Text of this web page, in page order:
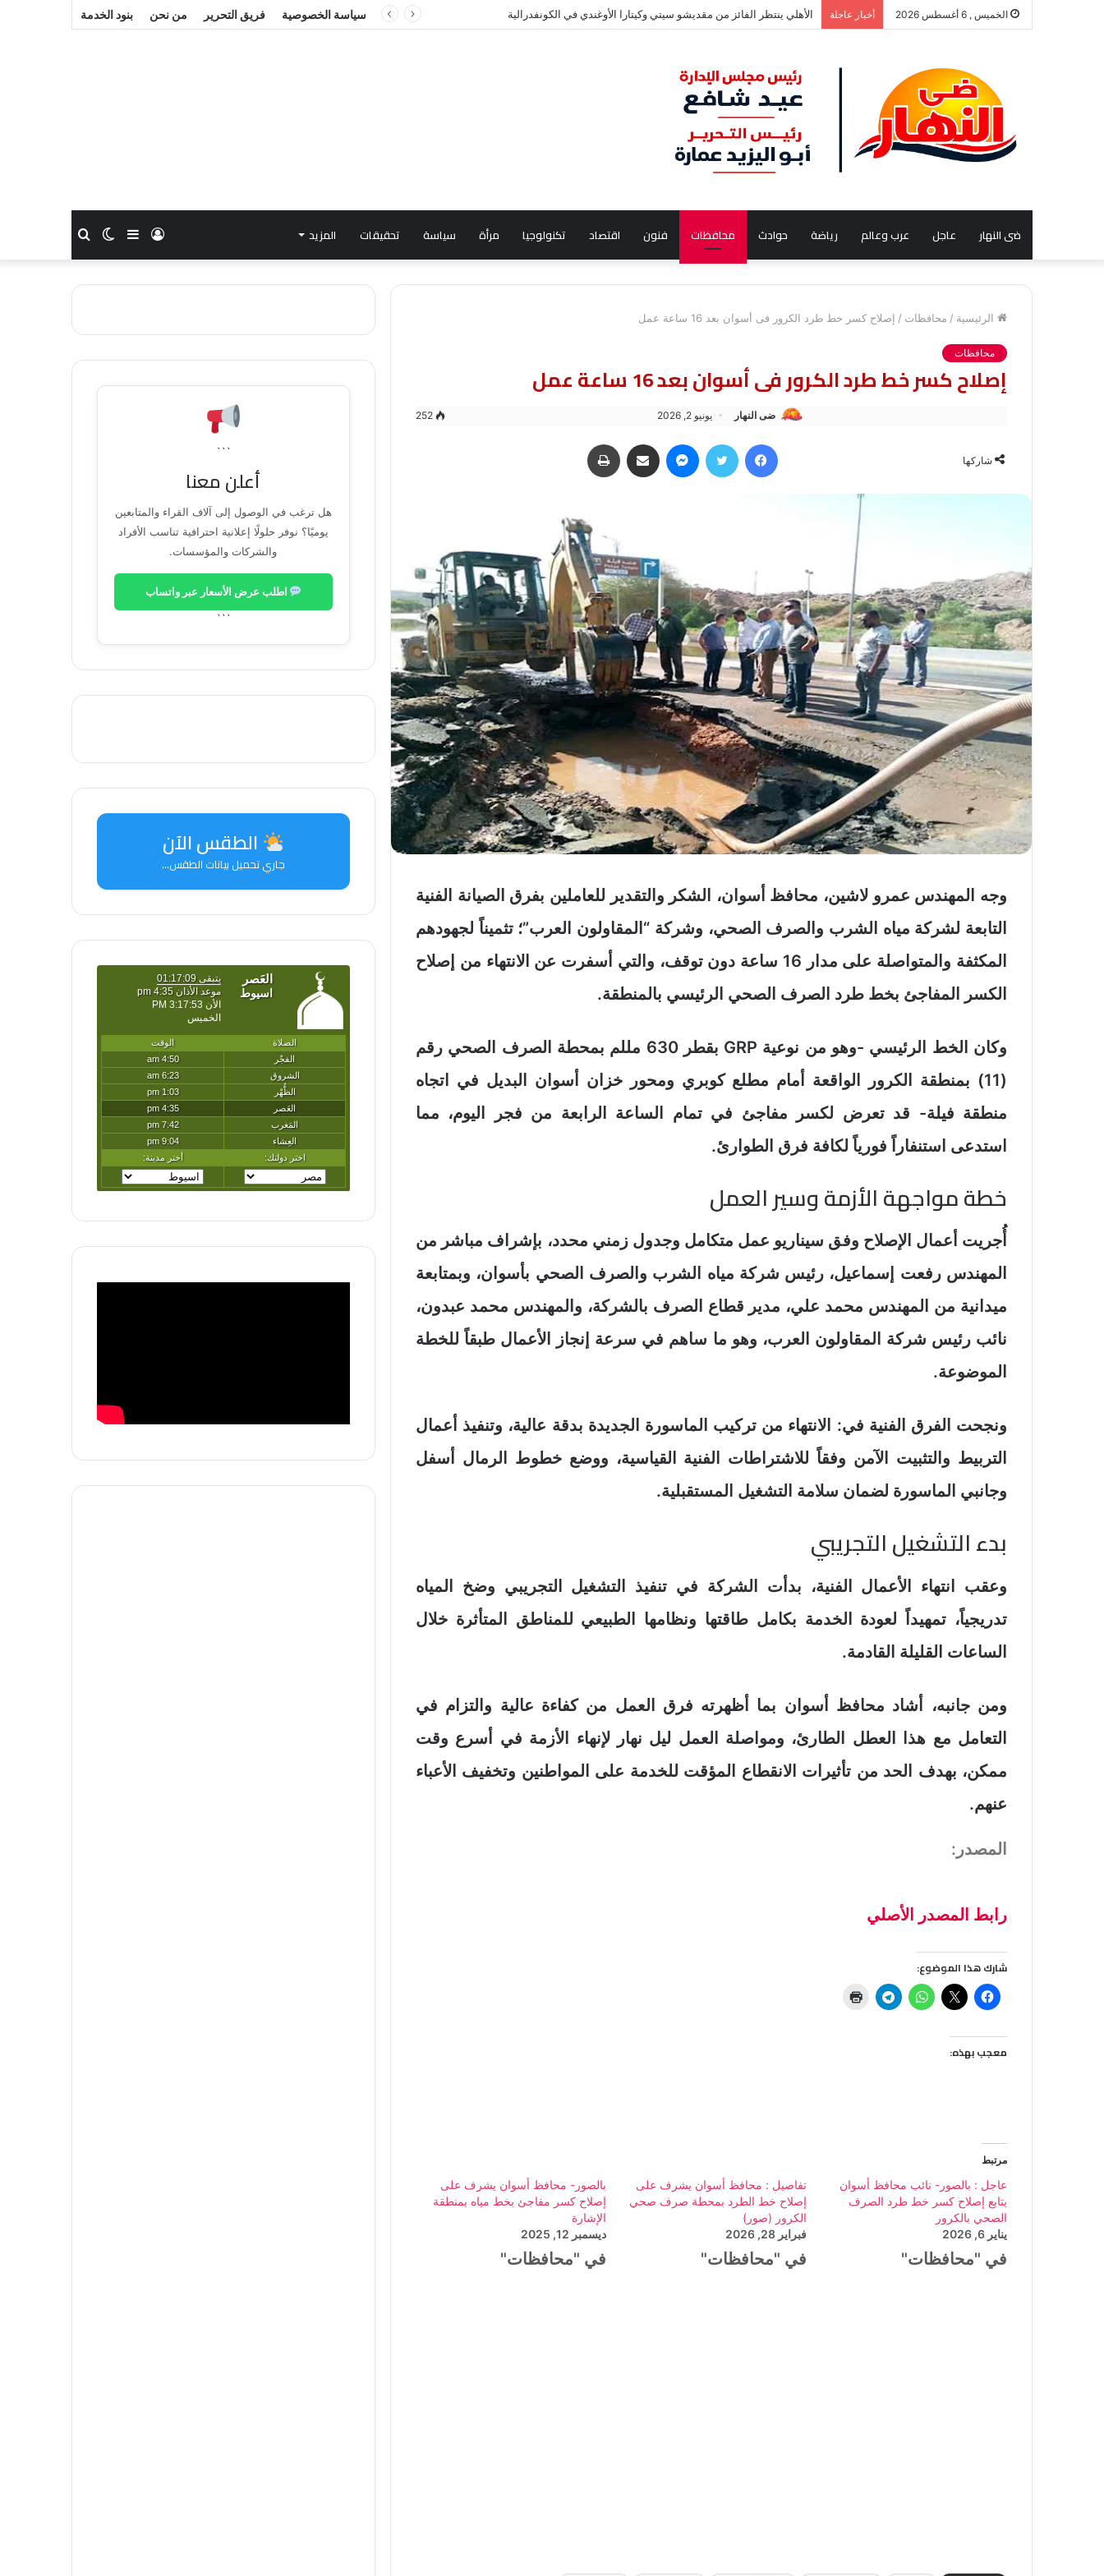
الخميس , 6 أغسطس 2026 أخبار عاجلة القبض على بطل فيديو التلويح بـ”سنجة” في المنوفية سياسة الخصوصية فريق التحرير من نحن بنود الخدمة
ضى النهار عاجل عرب وعالم رياضة حوادث محافظات فنون اقتصاد تكنولوجيا مرأة سياسة تحقيقات المزيد بحثالوضع
المظلم
إضافة
عمود
جانبي
تسجيل
الدخول
الرئيسية / محافظات / إصلاح كسر خط طرد الكرور فى أسوان بعد 16 ساعة عمل
محافظات
إصلاح كسر خط طرد الكرور فى أسوان بعد 16 ساعة عمل
ضى النهار يونيو 2, 2026 252
شاركها
فيسبوك تويتر ماسنجر مشاركة عبر البريد
وجه المهندس عمرو لاشين، محافظ أسوان، الشكر والتقدير للعاملين بفرق الصيانة الفنية
التابعة لشركة مياه الشرب والصرف الصحي، وشركة “المقاولون العرب”؛ تثميناً لجهودهم
المكثفة والمتواصلة على مدار 16 ساعة دون توقف، والتي أسفرت عن الانتهاء من إصلاح
الكسر المفاجئ بخط طرد الصرف الصحي الرئيسي بالمنطقة.
وكان الخط الرئيسي -وهو من نوعية GRP بقطر 630 مللم بمحطة الصرف الصحي رقم
(11) بمنطقة الكرور الواقعة أمام مطلع كوبري ومحور خزان أسوان البديل في اتجاه
منطقة فيلة- قد تعرض لكسر مفاجئ في تمام الساعة الرابعة من فجر اليوم، مما
استدعى استنفاراً فورياً لكافة فرق الطوارئ.
خطة مواجهة الأزمة وسير العمل
أُجريت أعمال الإصلاح وفق سيناريو عمل متكامل وجدول زمني محدد، بإشراف مباشر من
المهندس رفعت إسماعيل، رئيس شركة مياه الشرب والصرف الصحي بأسوان، وبمتابعة
ميدانية من المهندس محمد علي، مدير قطاع الصرف بالشركة، والمهندس محمد عبدون،
نائب رئيس شركة المقاولون العرب، وهو ما ساهم في سرعة إنجاز الأعمال طبقاً للخطة
الموضوعة.
ونجحت الفرق الفنية في: الانتهاء من تركيب الماسورة الجديدة بدقة عالية، وتنفيذ أعمال
التربيط والتثبيت الآمن وفقاً للاشتراطات الفنية القياسية، ووضع خطوط الرمال أسفل
وجانبي الماسورة لضمان سلامة التشغيل المستقبلية.
بدء التشغيل التجريبي
وعقب انتهاء الأعمال الفنية، بدأت الشركة في تنفيذ التشغيل التجريبي وضخ المياه
تدريجياً، تمهيداً لعودة الخدمة بكامل طاقتها ونظامها الطبيعي للمناطق المتأثرة خلال
الساعات القليلة القادمة.
ومن جانبه، أشاد محافظ أسوان بما أظهرته فرق العمل من كفاءة عالية والتزام في
التعامل مع هذا العطل الطارئ، ومواصلة العمل ليل نهار لإنهاء الأزمة في أسرع وقت
ممكن، بهدف الحد من تأثيرات الانقطاع المؤقت للخدمة على المواطنين وتخفيف الأعباء
عنهم.
المصدر:
رابط المصدر الأصلي
شارك هذا الموضوع:
معجب بهذه:
مرتبط
عاجل : بالصور- نائب محافظ أسوان
يتابع إصلاح كسر خط طرد الصرف
الصحي بالكرور
يناير 6, 2026
في "محافظات"
تفاصيل : محافظ أسوان يشرف على
إصلاح خط الطرد بمحطة صرف صحي
الكرور (صور)
فبراير 28, 2026
في "محافظات"
بالصور- محافظ أسوان يشرف على
إصلاح كسر مفاجئ بخط مياه بمنطقة
الإشارة
ديسمبر 12, 2025
في "محافظات"
```
أعلن معنا
هل ترغب في الوصول إلى آلاف القراء والمتابعين
يوميًا؟ نوفر حلولًا إعلانية احترافية تناسب الأفراد
والشركات والمؤسسات.
اطلب عرض الأسعار عبر واتساب
```
الطقس الآن
جاري تحميل بيانات الطقس...